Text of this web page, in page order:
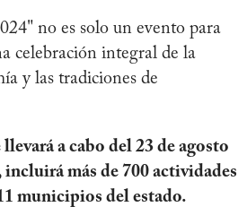
no es solo un evento para
celebración integral de la
y las tradiciones de
a cabo del 23 de agosto
incluirá más de 700 actividades
municipios del estado.